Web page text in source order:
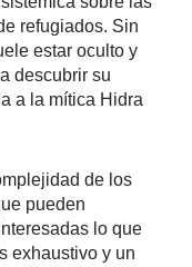
refugiados. Sin
estar oculto y
descubrir su
a la mítica Hidra
de los
pueden
lo que
exhaustivo y un